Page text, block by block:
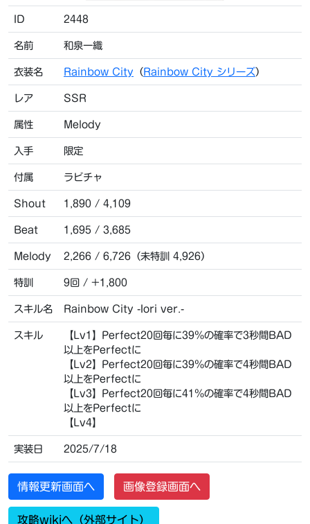
ID 2448
名前 和泉一織
衣装名 Rainbow City （Rainbow City シリーズ）
レア SSR
属性 Melody
入手 限定
付属 ラビチャ
Shout 1,890 / 4,109
Beat 1,695 / 3,685
Melody 2,266 / 6,726（未特訓 4,926）
特訓 9回 / +1,800
スキル名 Rainbow City -Iori ver.-
スキル
【Lv1】Perfect20回毎に39％の確率で3秒間BAD
以上をPerfectに
【Lv2】Perfect20回毎に39％の確率で4秒間BAD
以上をPerfectに
【Lv3】Perfect20回毎に41％の確率で4秒間BAD
以上をPerfectに
【Lv4】
実装日 2025/7/18
情報更新画面へ 画像登録画面へ
攻略wikiへ（外部サイト）